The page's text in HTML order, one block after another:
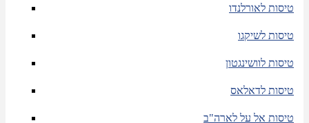
טיסות לאורלנדו
טיסות לשיקגו
טיסות לוושינגטון
טיסות לדאלאס
טיסות אל על לארה"ב